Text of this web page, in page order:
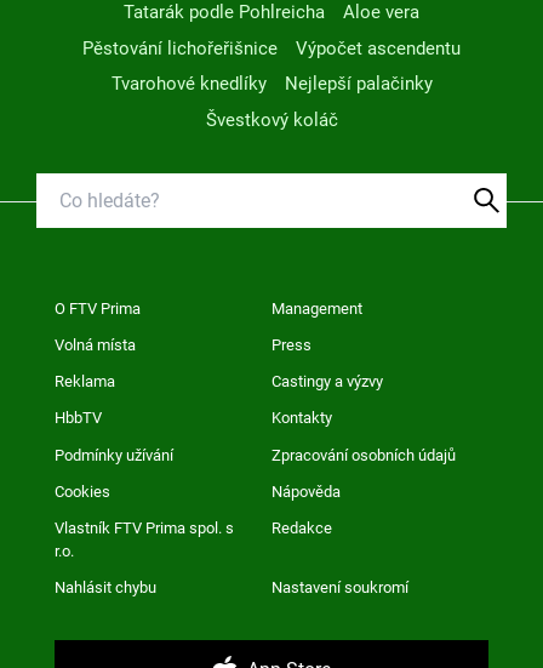
Tatarák podle Pohlreicha
Aloe vera
Pěstování lichořeřišnice
Výpočet ascendentu
Tvarohové knedlíky
Nejlepší palačinky
Švestkový koláč
O FTV Prima Management
Volná místa Press
Reklama Castingy a výzvy
HbbTV Kontakty
Podmínky užívání Zpracování osobních údajů
Cookies Nápověda
Vlastník FTV Prima spol. s
r.o.
Redakce
Nahlásit chybu Nastavení soukromí